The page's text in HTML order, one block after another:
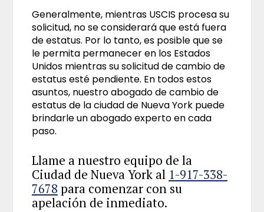
Generalmente, mientras USCIS procesa su
solicitud, no se considerará que está fuera
de estatus. Por lo tanto, es posible que se
le permita permanecer en los Estados
Unidos mientras su solicitud de cambio de
estatus esté pendiente. En todos estos
asuntos, nuestro abogado de cambio de
estatus de la ciudad de Nueva York puede
brindarle un abogado experto en cada
paso.
Llame a nuestro equipo de la
Ciudad de Nueva York al 1-917-338-
7678 para comenzar con su
apelación de inmediato.